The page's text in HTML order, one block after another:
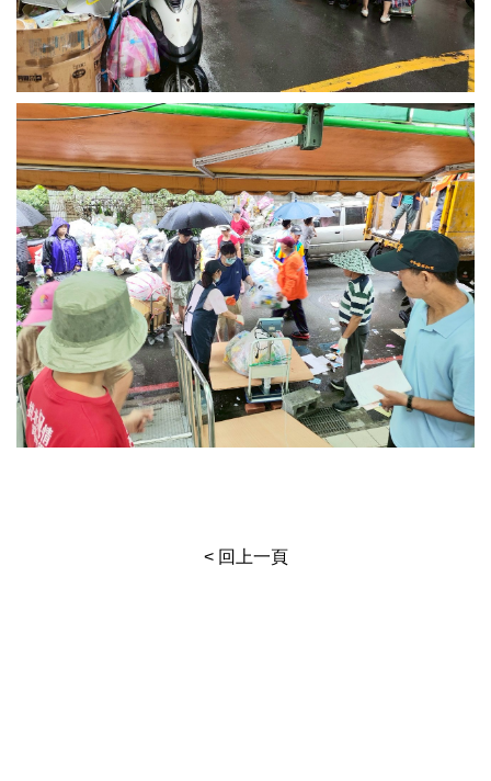
< 回上一頁